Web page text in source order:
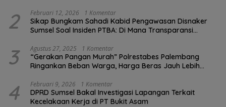
2 Februari 12, 2026 1 Komentar
Sikap Bungkam Sahadi Kabid Pengawasan Disnaker
Sumsel Soal Insiden PTBA: Di Mana Transparansi
3 Agustus 27, 2025 1 Komentar
“Gerakan Pangan Murah” Polrestabes Palembang
Ringankan Beban Warga, Harga Beras Jauh Lebih
4 Februari 9, 2026 1 Komentar
DPRD Sumsel Bakal Investigasi Lapangan Terkait
Kecelakaan Kerja di PT Bukit Asam